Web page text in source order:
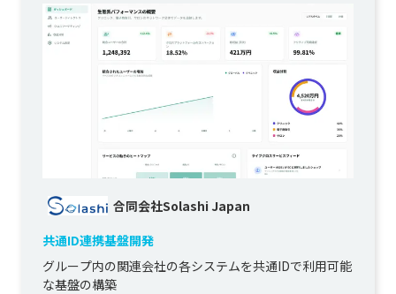
合同会社Solashi Japan
共通ID連携基盤開発
グループ内の関連会社の各システムを共通IDで利用可能
な基盤の構築